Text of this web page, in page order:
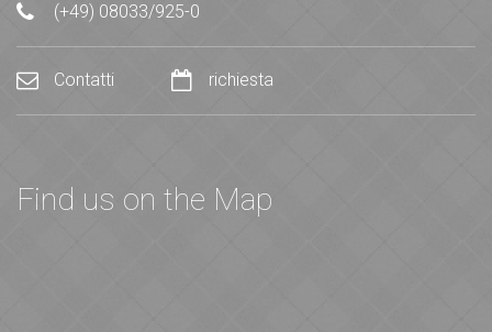
(+49) 08033/925-0
Contatti richiesta
Find us on the Map